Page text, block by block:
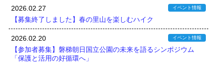
2026.02.27 イベント情報
【募集終了しました】春の里山を楽しむハイク
2026.02.20 イベント情報
【参加者募集】磐梯朝日国立公園の未来を語るシンポジウム
「保護と活用の好循環へ」